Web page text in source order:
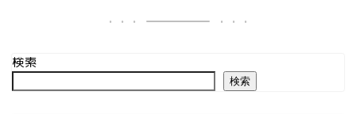
検索
検索